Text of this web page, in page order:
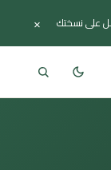
على نسختك ×